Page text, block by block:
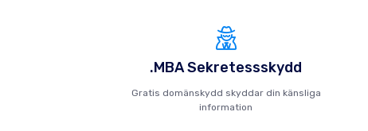
.MBA Sekretessskydd
Gratis domänskydd skyddar din känsliga
information